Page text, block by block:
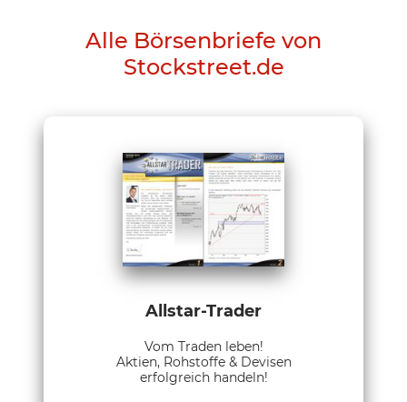
Alle Börsenbriefe von
Stockstreet.de
Allstar-Trader
Vom Traden leben!
Aktien, Rohstoffe & Devisen
erfolgreich handeln!